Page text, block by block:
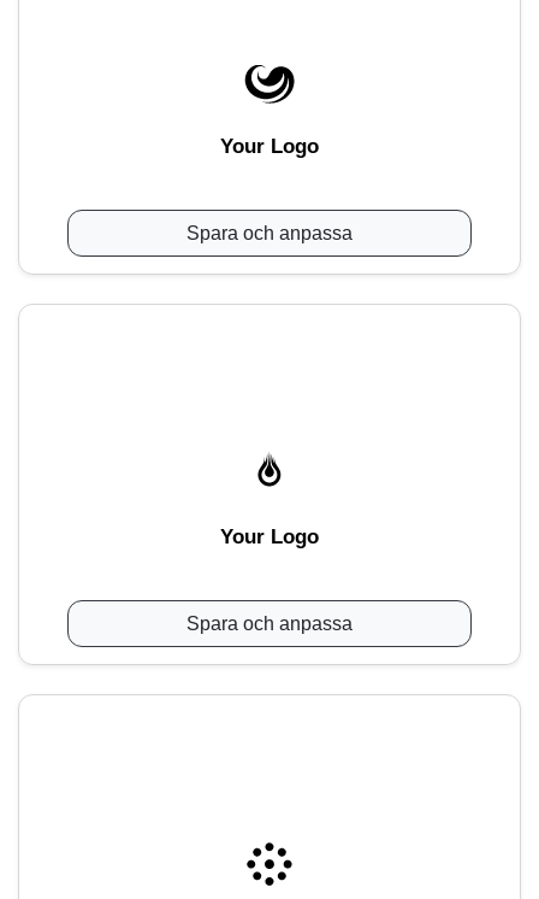
Your Logo
Spara och anpassa
Your Logo
Spara och anpassa